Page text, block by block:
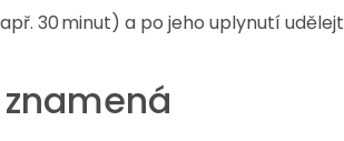
30 minut) a po jeho uplynutí